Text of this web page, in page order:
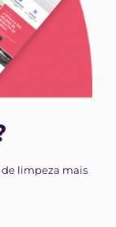
de limpeza mais